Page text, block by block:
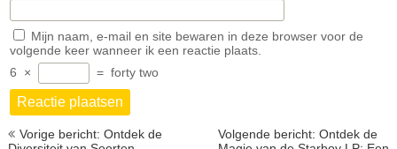
Mijn naam, e-mail en site bewaren in deze browser voor de
volgende keer wanneer ik een reactie plaats.
6
× = forty two
Berichtnavigatie
Vorige bericht: Ontdek de
Volgende bericht: Ontdek de